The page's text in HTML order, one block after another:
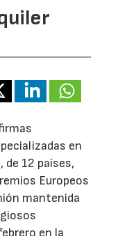
en
de 12 países,
Europeos
mantenida
en la